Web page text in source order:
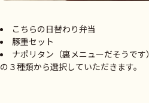
こちらの日替わり弁当
豚重セット
ナポリタン（裏メニューだそうです）
の３種類から選択していただきます。